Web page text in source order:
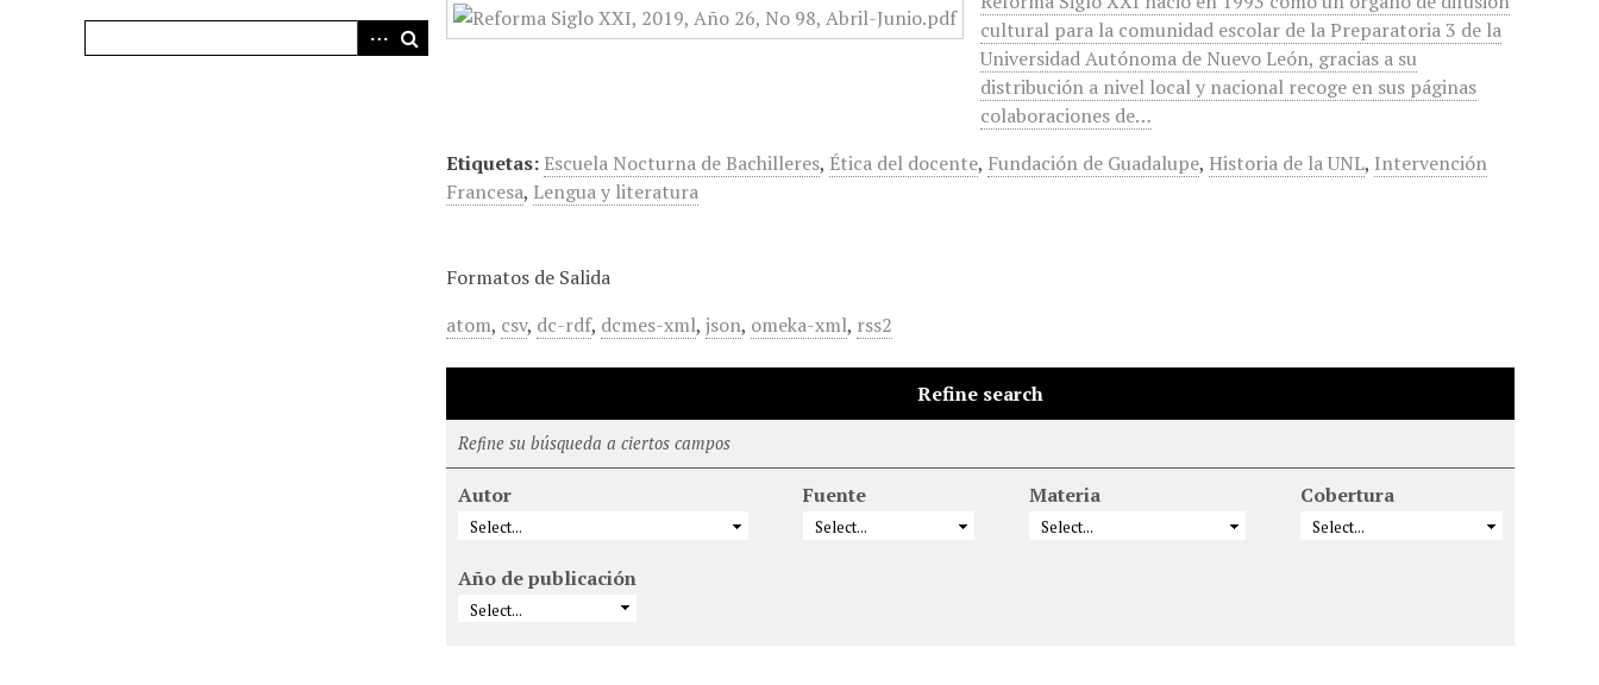
cultural para la comunidad escolar de la Preparatoria 3 de la
Universidad Autónoma de Nuevo León, gracias a su
distribución a nivel local y nacional recoge en sus páginas
colaboraciones de…
Etiquetas: Escuela Nocturna de Bachilleres, Ética del docente, Fundación de Guadalupe, Historia de la UNL, Intervención
Francesa, Lengua y literatura
Formatos de Salida
atom, csv, dc-rdf, dcmes-xml,json, omeka-xml, rss2
Refine search
Refine su búsqueda a ciertos campos
Autor Fuente Materia Cobertura
Año de publicación